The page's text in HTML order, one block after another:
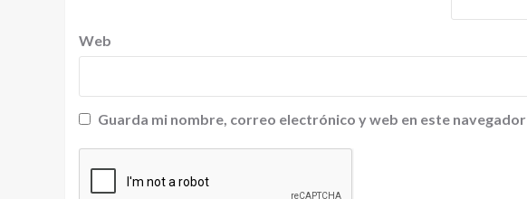
Web
Guarda mi nombre, correo electrónico y web en este